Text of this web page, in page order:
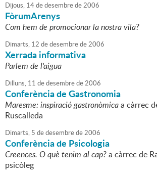
Dijous, 14dedesembrede2006
FòrumArenys
Com hem de promocionar la nostra vila?
Dimarts, 12 dedesembrede2006
Xerrada informativa
Parlem de l'aigua
Dilluns, 11 dedesembrede2006
Conferència de Gastronomia
Maresme: inspiració gastronòmicaa càrrec
Ruscalleda
Dimarts, 5 dedesembrede2006
Conferència de Psicologia
Creences. O què tenim al cap?a càrrec de
psicòleg